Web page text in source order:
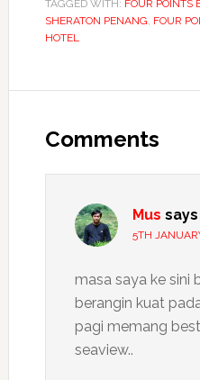
TAGGED WITH: FOUR POINTS
SHERATON PENANG, FOUR
HOTEL
Interactions
Comments
Mus says
5TH
masa saya ke sini
berangin kuat
pagi memang
seaview..